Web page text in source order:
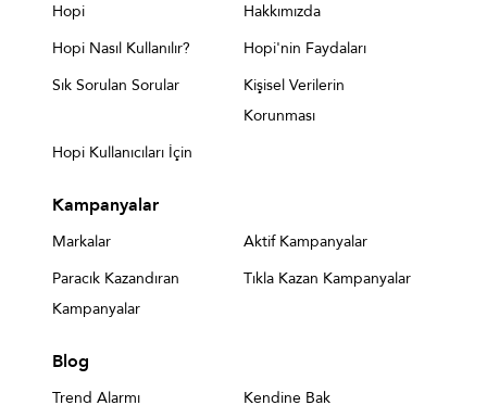
Hopi
Hakkımızda
Hopi Nasıl Kullanılır?
Hopi'nin Faydaları
Sık Sorulan Sorular
Kişisel Verilerin
Korunması
Hopi Kullanıcıları İçin
Kampanyalar
Markalar
Aktif Kampanyalar
Paracık Kazandıran
Kampanyalar
Tıkla Kazan Kampanyalar
Blog
Trend Alarmı
Kendine Bak